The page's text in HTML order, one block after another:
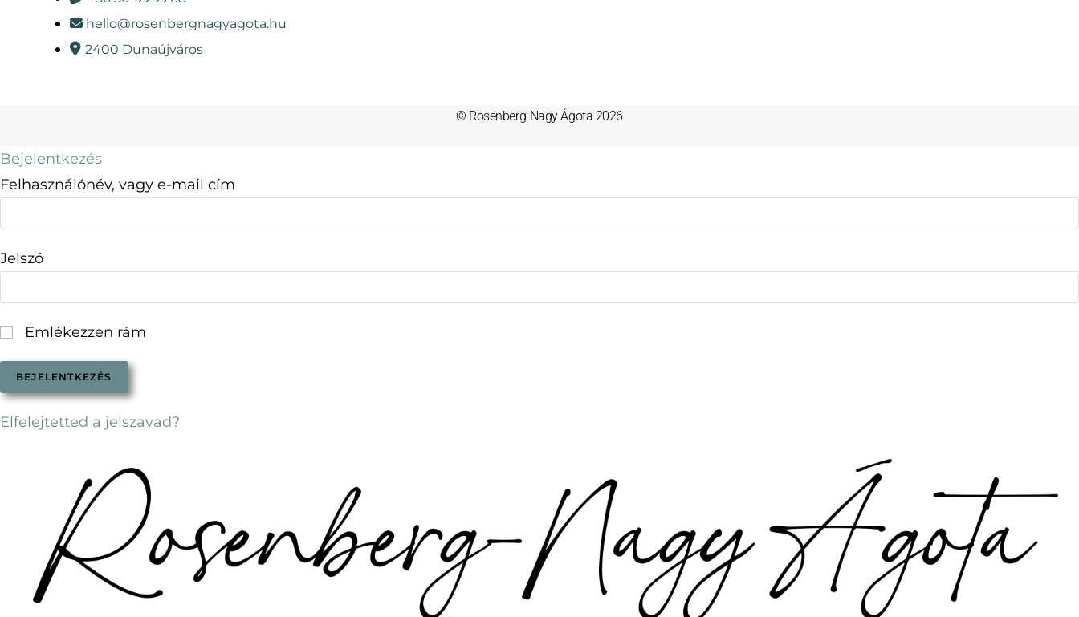
hello@rosenbergnagyagota.hu
2400 Dunaújváros
© Rosenberg-Nagy Ágota 2026
Bejelentkezés
Felhasználónév, vagy e-mail cím
Jelszó
Emlékezzen rám
Elfelejtetted a jelszavad?